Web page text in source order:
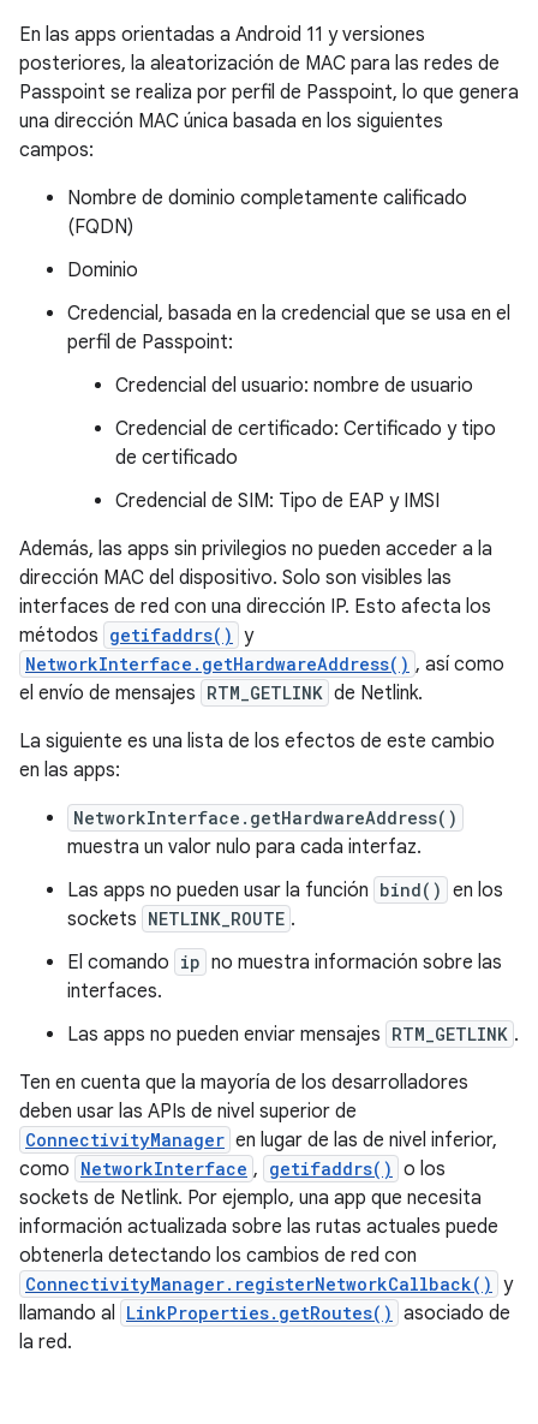
En las apps orientadas a Android 11 y versiones
posteriores, la aleatorización de MAC para las redes de
Passpoint se realiza por perfil de Passpoint, lo que genera
una dirección MAC única basada en los siguientes
campos:
Nombre de dominio completamente calificado
(FQDN)
Dominio
Credencial, basada en la credencial que se usa en el
perfil de Passpoint:
Credencial del usuario: nombre de usuario
Credencial de certificado: Certificado y tipo
de certificado
Credencial de SIM: Tipo de EAP y IMSI
Además, las apps sin privilegios no pueden acceder a la
dirección MAC del dispositivo. Solo son visibles las
interfaces de red con una dirección IP. Esto afecta los
métodos getifaddrs() y
NetworkInterface.getHardwareAddress() , así como
el envío de mensajes RTM_GETLINK de Netlink.
La siguiente es una lista de los efectos de este cambio
en las apps:
NetworkInterface.getHardwareAddress()
muestra un valor nulo para cada interfaz.
Las apps no pueden usar la función bind() en los
sockets NETLINK_ROUTE .
El comando ip no muestra información sobre las
interfaces.
Las apps no pueden enviar mensajes RTM_GETLINK .
Ten en cuenta que la mayoría de los desarrolladores
deben usar las APIs de nivel superior de
ConnectivityManager en lugar de las de nivel inferior,
como NetworkInterface , getifaddrs() o los
sockets de Netlink. Por ejemplo, una app que necesita
información actualizada sobre las rutas actuales puede
obtenerla detectando los cambios de red con
ConnectivityManager.registerNetworkCallback() y
llamando al LinkProperties.getRoutes() asociado de
la red.